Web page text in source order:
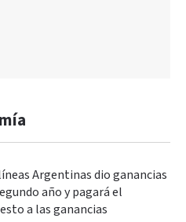
Argentinas dio ganancias
año y pagará el
a las ganancias